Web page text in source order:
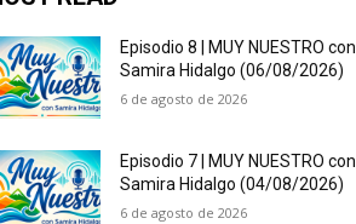
Episodio 8 | MUY NUESTRO con
Samira Hidalgo (06/08/2026)
6 de agosto de 2026
Episodio 7 | MUY NUESTRO con
Samira Hidalgo (04/08/2026)
6 de agosto de 2026